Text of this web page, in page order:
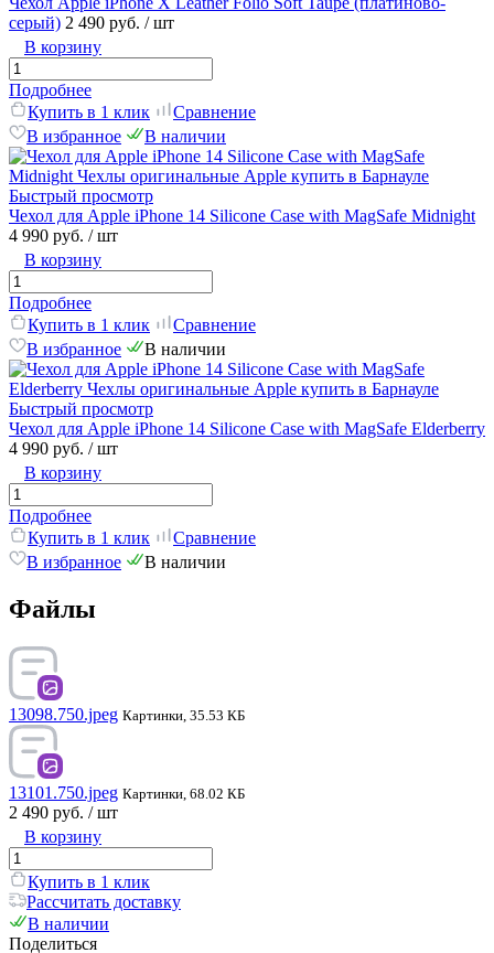
серый) 2 490 руб. / шт
В корзину
Подробнее
Купить в 1 клик
Сравнение
В избранное
В наличии
Быстрый просмотр
Чехол для Apple iPhone 14 Silicone Case with MagSafe Midnight
4 990 руб. / шт
В корзину
Подробнее
Купить в 1 клик
Сравнение
В избранное
В наличии
Быстрый просмотр
Чехол для Apple iPhone 14 Silicone Case with MagSafe Elderberry
4 990 руб. / шт
В корзину
Подробнее
Купить в 1 клик
Сравнение
В избранное
В наличии
Файлы
13098.750.jpeg Картинки, 35.53 КБ
13101.750.jpeg Картинки, 68.02 КБ
2 490 руб. / шт
В корзину
Купить в 1 клик
Рассчитать доставку
В наличии
Поделиться